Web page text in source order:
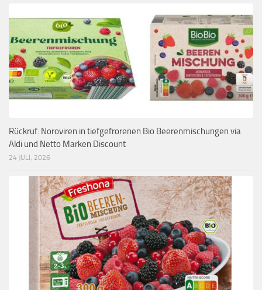
Rückruf: Noroviren in tiefgefrorenen Bio Beerenmischungen via
Aldi und Netto Marken Discount
24 JULI, 2026